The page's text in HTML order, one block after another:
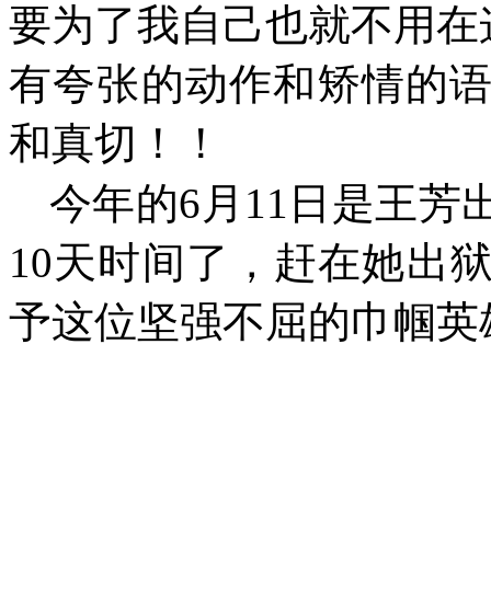
要为了我自己也就不用
有夸张的动作和矫情的
和真切！！
今年的6 月 11 日是王芳
10天时间了，赶在她出
予这位坚强不屈的巾帼英